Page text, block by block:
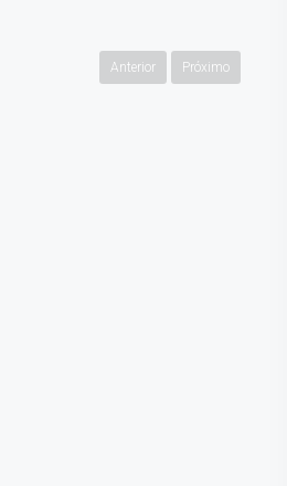
Anterior Próximo